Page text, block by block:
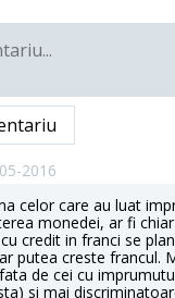
2016
celor care au luat
monedei, ar fi
credit in franci se
putea creste francul.
de cei cu
si mai